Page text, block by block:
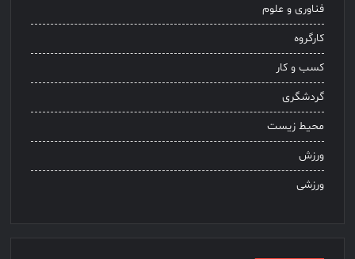
فناوری و علوم
کارگروه
کسب و کار
گردشگری
محیط زیست
ورزش
ورزشی